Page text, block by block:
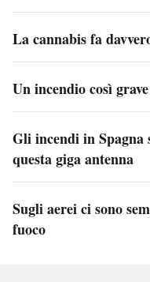
La cannabis fa
Un incendio così
Gli incendi in Spagna
questa giga antenna
Sugli aerei ci sono
fuoco